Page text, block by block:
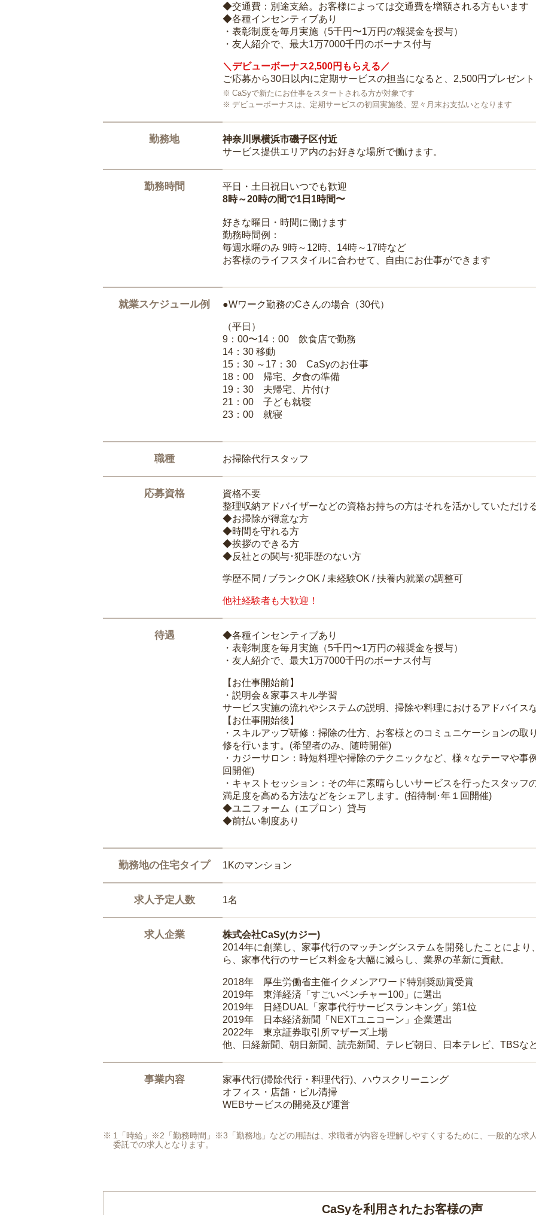
◆交通費：別途支給。お客様によっては交通費を増額される方もいます
◆各種インセンティブあり
・表彰制度を毎月実施（5千円〜1万円の報奨金を授与）
・友人紹介で、最大1万7000千円のボーナス付与
＼デビューボーナス2,500円もらえる／
ご応募から30日以内に定期サービスの担当になると、2,500円プレゼント
CaSyで新たにお仕事をスタートされる方が対象です
デビューボーナスは、定期サービスの初回実施後、翌々月末お支払いとなります
勤務地
神奈川県横浜市磯子区付近
サービス提供エリア内のお好きな場所で働けます。
勤務時間
平日・土日祝日いつでも歓迎
8時～20時の間で1日1時間〜
好きな曜日・時間に働けます
勤務時間例：
毎週水曜のみ 9時～12時、14時～17時など
お客様のライフスタイルに合わせて、自由にお仕事ができます
就業スケジュール例 ●Wワーク勤務のCさんの場合（30代）
（平日）
9：00〜14：00 飲食店で勤務
14：30 移動
15：30 ～17：30 CaSyのお仕事
18：00 帰宅、夕食の準備
19：30 夫帰宅、片付け
21：00 子ども就寝
23：00 就寝
職種 お掃除代行スタッフ
応募資格
資格不要
整理収納アドバイザーなどの資格お持ちの方はそれを活かしていただけ
◆お掃除が得意な方
◆時間を守れる方
◆挨拶のできる方
◆反社との関与･犯罪歴のない方
学歴不問 / ブランクOK / 未経験OK / 扶養内就業の調整可
他社経験者も大歓迎！
待遇
◆各種インセンティブあり
・表彰制度を毎月実施（5千円〜1万円の報奨金を授与）
・友人紹介で、最大1万7000千円のボーナス付与
【お仕事開始前】
・説明会＆家事スキル学習
サービス実施の流れやシステムの説明、掃除や料理におけるアドバイス
【お仕事開始後】
・スキルアップ研修：掃除の仕方、お客様とのコミュニケーションの
修を行います。(希望者のみ、随時開催)
・カジーサロン：時短料理や掃除のテクニックなど、様々なテーマや事
回開催)
・キャストセッション：その年に素晴らしいサービスを行ったスタッ
満足度を高める方法などをシェアします。(招待制･年１回開催)
◆ユニフォーム（エプロン）貸与
◆前払い制度あり
勤務地の住宅タイプ 1Kのマンション
求人予定人数 1名
求人企業
株式会社CaSy(カジー)
2014年に創業し、家事代行のマッチングシステムを開発したことによ
ら、家事代行のサービス料金を大幅に減らし、業界の革新に貢献。
2018年 厚生労働省主催イクメンアワード特別奨励賞受賞
2019年 東洋経済「すごいベンチャー100」に選出
2019年 日経DUAL「家事代行サービスランキング」第1位
2019年 日本経済新聞「NEXTユニコーン」企業選出
2022年 東京証券取引所マザーズ上場
他、日経新聞、朝日新聞、読売新聞、テレビ朝日、日本テレビ、TBSな
事業内容
家事代行(掃除代行・料理代行)、ハウスクリーニング
オフィス・店舗・ビル清掃
WEBサービスの開発及び運営
1「時給」※2「勤務時間」※3「勤務地」などの用語は、求職者が内容を理解しやすくするために、一般的な求
委託での求人となります。
CaSyを利用されたお客様の声